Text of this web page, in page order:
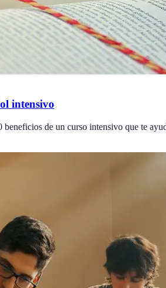
intensivo
beneficios de un curso intensivo que te